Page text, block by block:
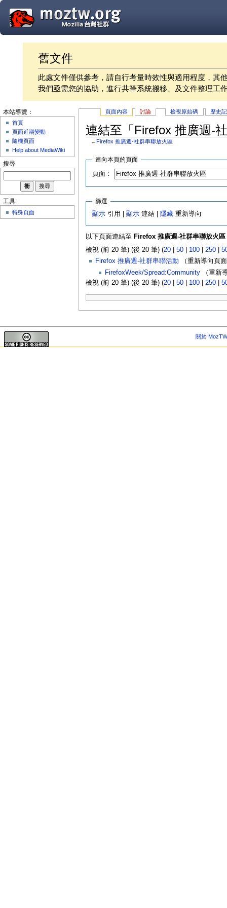
舊文件
此處文件僅供參考，請自行考量時效性與適用程度，其
我們亟需您的協助，進行共筆系統搬移、及文件整理工
頁面內容 討論 檢視原始碼 歷史
連結至「Firefox 推廣週-
← Firefox 推廣週-社群串聯放火區
連向本頁的頁面
頁面：
篩選
顯示 引用 |顯示 連結 | 隱藏 重新導向
以下頁面連結至 Firefox 推廣週-社群串聯放火區
檢視 (前 20 筆) (後 20 筆) (20| 50| 100| 250|
Firefox 推廣週-社群串聯活動（重新導向頁
FirefoxWeek/Spread:Community（重新
檢視 (前 20 筆) (後 20 筆) (20| 50| 100| 250|
本站導覽：
首頁
頁面近期變動
隨機頁面
Help about MediaWiki
搜尋
工具:
特殊頁面
關於